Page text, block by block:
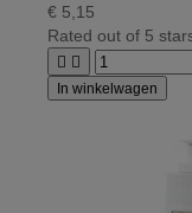
€ 5,15
Rated out of 5
 
In winkelwagen